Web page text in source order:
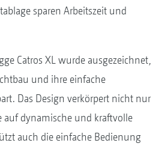
sparen Arbeitszeit und
Catros XL wurde ausgezeichnet,
und ihre einfache
Das Design verkörpert nicht nur
auf dynamische und kraftvolle
auch die einfache Bedienung